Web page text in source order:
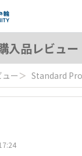
入品レビュー
ー＞ Standard